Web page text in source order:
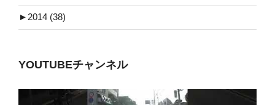
► 2014 (38)
YOUTUBEチャンネル